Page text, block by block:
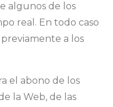
algunos de los
real. En todo caso
a los
el abono de los
la Web, de las